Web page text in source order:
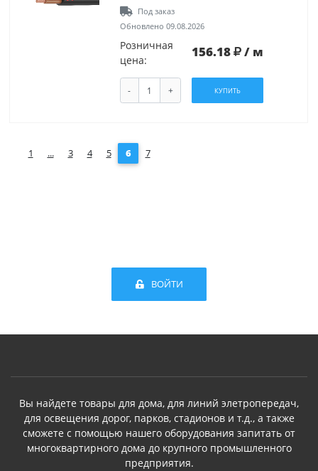
Под заказ
Обновлено 09.08.2026
Розничная
цена:
156.18 / м
- + КУПИТЬ
1 ... 3 4 5 6 7
ВОЙТИ
Вы найдете товары для дома, для линий элетропередач,
для освещения дорог, парков, стадионов и т.д., а также
сможете с помощью нашего оборудования запитать от
многоквартирного дома до крупного промышленного
предприятия.